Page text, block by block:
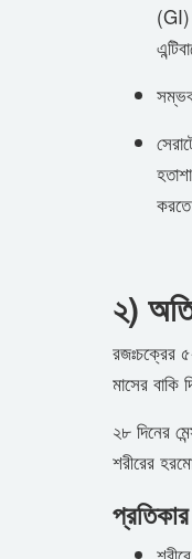
(GI)
২)
রজঃচক্রের
মাসের
২৮ দিনের
শরীরের
প্রতিকার